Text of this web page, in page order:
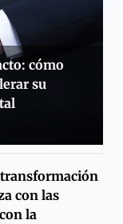
cómo
su
con las
la